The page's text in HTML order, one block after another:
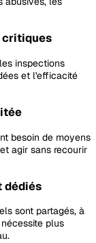
critiques
inspections
et l'efficacité
besoin de moyens
agir sans recourir
dédiés
sont partagés, à
plus